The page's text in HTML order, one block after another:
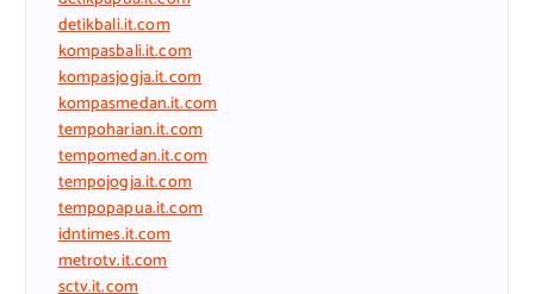
detikbali.it.com
kompasbali.it.com
kompasjogja.it.com
kompasmedan.it.com
tempoharian.it.com
tempomedan.it.com
tempojogja.it.com
tempopapua.it.com
idntimes.it.com
metrotv.it.com
sctv.it.com